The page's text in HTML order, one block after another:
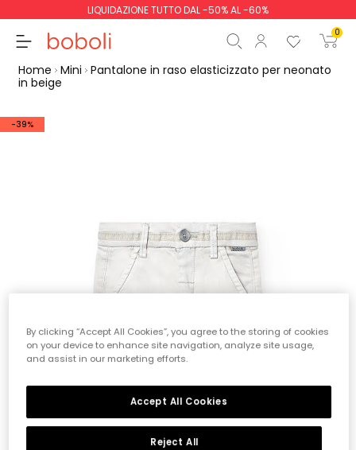
LIQUIDAZIONE TUTTO DAL -50% AL -60%
0
Continua Inizio ordine
Home Mini Pantalone in raso elasticizzato per neonato
in beige
-39%
By clicking “Accept All Cookies”, you agree to the storing of cookies
on your device to enhance site navigation, analyze site usage,
and assist in our marketing efforts.
Reject All
Accept All Cookies